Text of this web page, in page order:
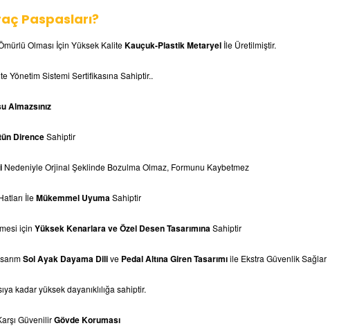
Paspasları?
Olması İçin Yüksek KaliteKauçuk-Plastik Metaryel İle Üretilmiştir.
Yönetim Sistemi Sertifikasına Sahiptir..
Almazsınız
DirenceSahiptir
Nedeniyle Orjinal Şeklinde Bozulma Olmaz, Formunu Kaybetmez
İleMükemmel UyumaSahiptir
için Yüksek Kenarlara ve Özel Desen TasarımınaSahiptir
Sol Ayak Dayama Dilive Pedal Altına Giren Tasarımıile Ekstra Güvenlik Sağlar
kadar yüksek dayanıklılığa sahiptir.
GüvenilirGövde Koruması